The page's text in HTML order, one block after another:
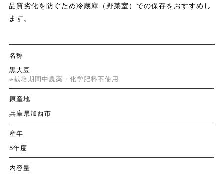
品質劣化を防ぐため冷蔵庫（野菜室）での保存をおすすめし
ます。
名称
黒大豆
※栽培期間中農薬・化学肥料不使用
原産地
兵庫県加西市
産年
5年度
内容量